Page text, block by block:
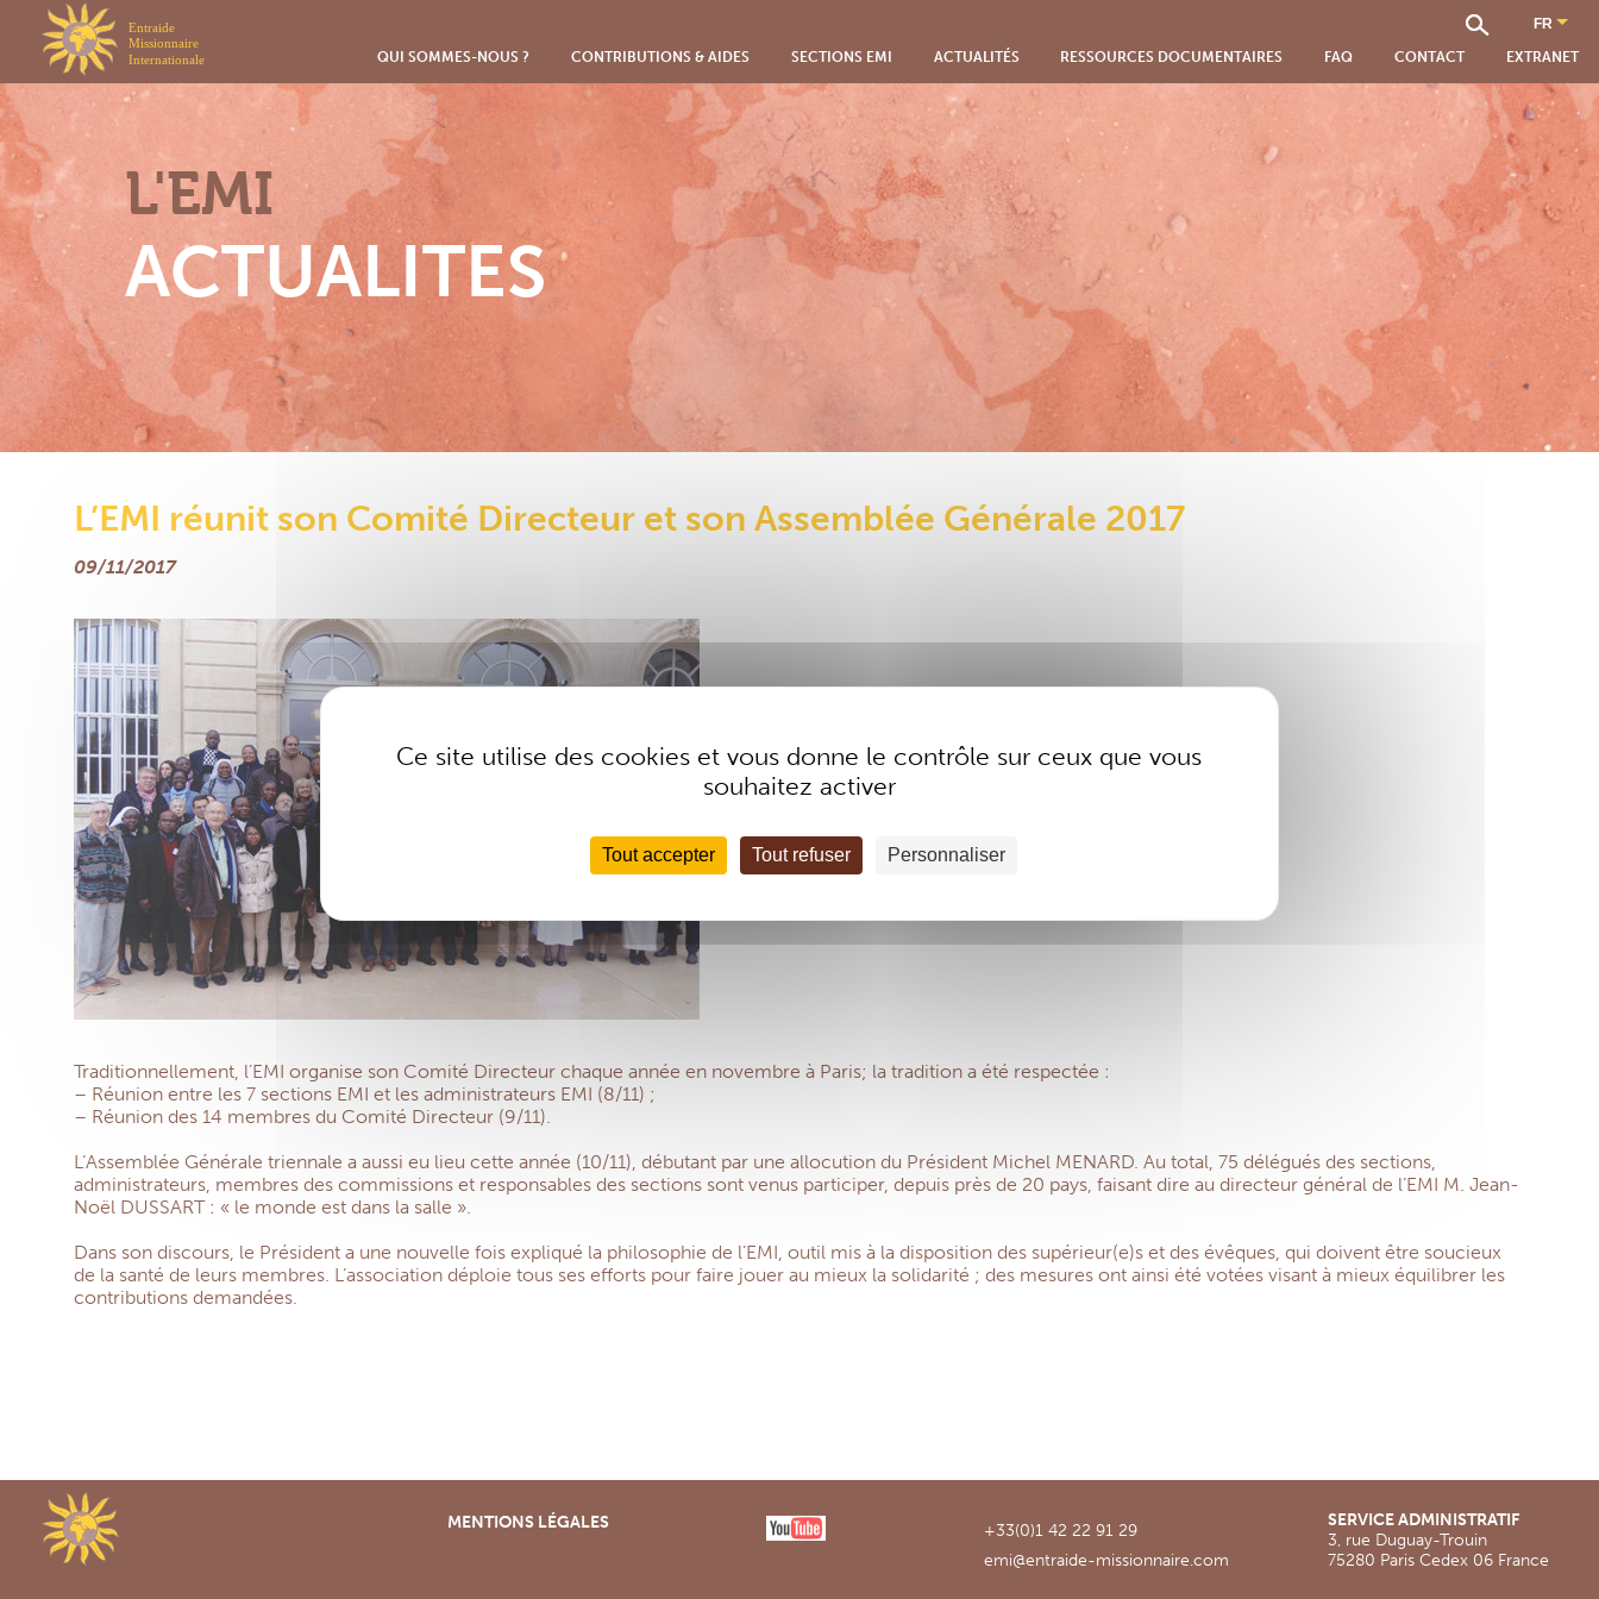
Panneau de gestion des cookies
Ce site utilise des cookies et vous donne le contrôle sur ceux que vous
souhaitez activer
Tout accepter Tout refuser Personnaliser
QUI SOMMES-NOUS ? CONTRIBUTIONS & AIDES SECTIONS EMI ACTUALITÉS RESSOURCES DOCUMENTAIRES FAQ CONTACT EXTRANET
ACTUALITES
L'EMI
L’EMI réunit son Comité Directeur et son Assemblée Générale 2017
09/11/2017
Traditionnellement, l’EMI organise son Comité Directeur chaque année en novembre à Paris; la tradition a été respectée :
– Réunion entre les 7 sections EMI et les administrateurs EMI (8/11) ;
– Réunion des 14 membres du Comité Directeur (9/11).
L’Assemblée Générale triennale a aussi eu lieu cette année (10/11), débutant par une allocution du Président Michel MENARD. Au total, 75 délégués des sections,
administrateurs, membres des commissions et responsables des sections sont venus participer, depuis près de 20 pays, faisant dire au directeur général de l’EMI M. Jean-
Noël DUSSART : « le monde est dans la salle ».
Dans son discours, le Président a une nouvelle fois expliqué la philosophie de l’EMI, outil mis à la disposition des supérieur(e)s et des évêques, qui doivent être soucieux
de la santé de leurs membres. L’association déploie tous ses efforts pour faire jouer au mieux la solidarité ; des mesures ont ainsi été votées visant à mieux équilibrer les
contributions demandées.
MENTIONS LÉGALES
+33(0)1 42 22 91 29
emi@entraide-missionnaire.com
SERVICE ADMINISTRATIF
3, rue Duguay-Trouin
75280 Paris Cedex 06 France